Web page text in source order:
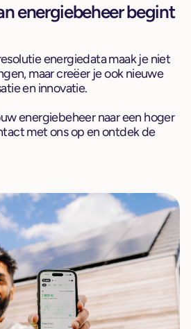
energiebeheer begint
energiedata maak je niet
maar creëer je ook nieuwe
en innovatie.
energiebeheer naar een hoger
met ons op en ontdek de